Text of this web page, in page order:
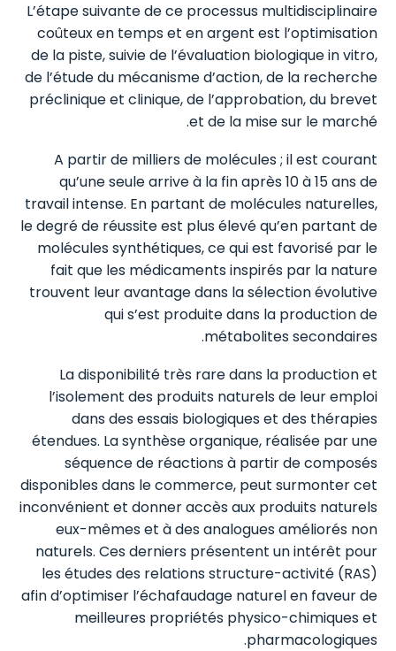
L’étape suivante de ce processus multidisciplinaire
coûteux en temps et en argent est l’optimisation
de la piste, suivie de l’évaluation biologique in vitro,
de l’étude du mécanisme d’action, de la recherche
préclinique et clinique, de l’approbation, du brevet
et de la mise sur le marché.
A partir de milliers de molécules ; il est courant
qu’une seule arrive à la fin après 10 à 15 ans de
travail intense. En partant de molécules naturelles,
le degré de réussite est plus élevé qu’en partant de
molécules synthétiques, ce qui est favorisé par le
fait que les médicaments inspirés par la nature
trouvent leur avantage dans la sélection évolutive
qui s’est produite dans la production de
métabolites secondaires.
La disponibilité très rare dans la production et
l’isolement des produits naturels de leur emploi
dans des essais biologiques et des thérapies
étendues. La synthèse organique, réalisée par une
séquence de réactions à partir de composés
disponibles dans le commerce, peut surmonter cet
inconvénient et donner accès aux produits naturels
eux-mêmes et à des analogues améliorés non
naturels. Ces derniers présentent un intérêt pour
les études des relations structure-activité (RAS)
afin d’optimiser l’échafaudage naturel en faveur de
meilleures propriétés physico-chimiques et
pharmacologiques.